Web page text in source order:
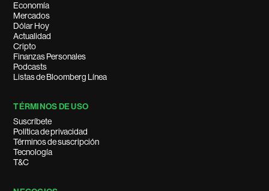
Economía
Mercados
Dólar Hoy
Actualidad
Cripto
Finanzas Personales
Podcasts
Listas de Bloomberg Línea
TÉRMINOS DE USO
Suscríbete
Política de privacidad
Términos de suscripción
Tecnología
T&C